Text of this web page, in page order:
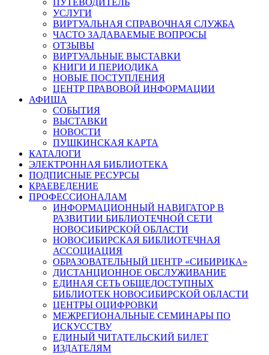
ПУТЕВОДИТЕЛЬ
УСЛУГИ
ВИРТУАЛЬНАЯ СПРАВОЧНАЯ СЛУЖБА
ЧАСТО ЗАДАВАЕМЫЕ ВОПРОСЫ
ОТЗЫВЫ
ВИРТУАЛЬНЫЕ ВЫСТАВКИ
КНИГИ И ПЕРИОДИКА
НОВЫЕ ПОСТУПЛЕНИЯ
ЦЕНТР ПРАВОВОЙ ИНФОРМАЦИИ
АФИША
СОБЫТИЯ
ВЫСТАВКИ
НОВОСТИ
ПУШКИНСКАЯ КАРТА
КАТАЛОГИ
ЭЛЕКТРОННАЯ БИБЛИОТЕКА
ПОДПИСНЫЕ РЕСУРСЫ
КРАЕВЕДЕНИЕ
ПРОФЕССИОНАЛАМ
ИНФОРМАЦИОННЫЙ НАВИГАТОР В
РАЗВИТИИ БИБЛИОТЕЧНОЙ СЕТИ
НОВОСИБИРСКОЙ ОБЛАСТИ
НОВОСИБИРСКАЯ БИБЛИОТЕЧНАЯ
АССОЦИАЦИЯ
ОБРАЗОВАТЕЛЬНЫЙ ЦЕНТР «СИБИРИКА»
ДИСТАНЦИОННОЕ ОБСЛУЖИВАНИЕ
ЕДИНАЯ СЕТЬ ОБЩЕДОСТУПНЫХ
БИБЛИОТЕК НОВОСИБИРСКОЙ ОБЛАСТИ
ЦЕНТРЫ ОЦИФРОВКИ
МЕЖРЕГИОНАЛЬНЫЕ СЕМИНАРЫ ПО
ИСКУССТВУ
ЕДИНЫЙ ЧИТАТЕЛЬСКИЙ БИЛЕТ
ИЗДАТЕЛЯМ